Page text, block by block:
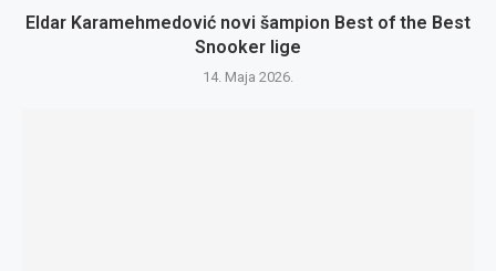
Eldar Karamehmedović novi šampion Best of the Best
Snooker lige
14. Maja 2026.